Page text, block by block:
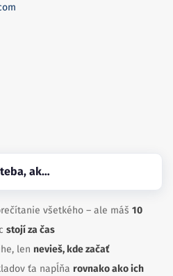
ak…
všetkého – ale máš 10
stojí za čas
len nevieš, kde začať
ťa napĺňa rovnako ako ich